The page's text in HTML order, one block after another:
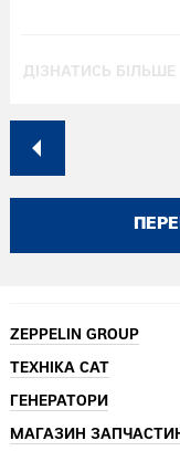
ДІЗНАТИСЬ БІЛЬШЕ
ZEPPELIN GROUP
ТЕХНІКА CAT
ГЕНЕРАТОРИ
МАГАЗИН